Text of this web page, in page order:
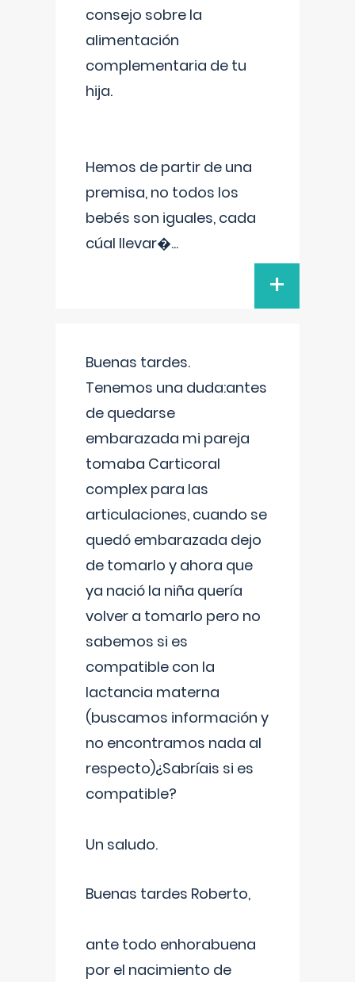
consejo sobre la
alimentación
complementaria de tu
hija.
Hemos de partir de una
premisa, no todos los
bebés son iguales, cada
cúal llevar�...
+
Buenas tardes.
Tenemos una duda:antes
de quedarse
embarazada mi pareja
tomaba Carticoral
complex para las
articulaciones, cuando se
quedó embarazada dejo
de tomarlo y ahora que
ya nació la niña quería
volver a tomarlo pero no
sabemos si es
compatible con la
lactancia materna
(buscamos información y
no encontramos nada al
respecto)¿Sabríais si es
compatible?
Un saludo.
Buenas tardes Roberto,
ante todo enhorabuena
por el nacimiento de